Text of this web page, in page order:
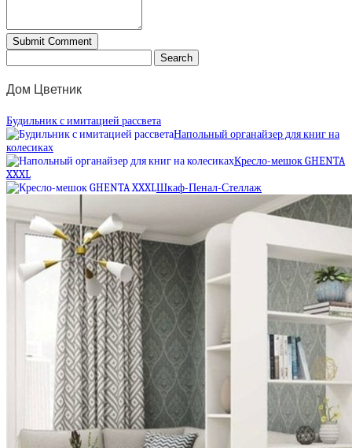
Дом Цветник
Будильник с имитацией рассвета
Напольный органайзер для книг на
колесиках
Кресло-мешок GHENTA
XXXL
Шкаф-Пенал-Стеллаж